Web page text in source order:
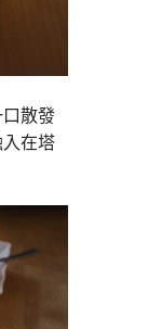
散發
在塔